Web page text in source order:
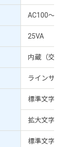
AC100～240V
25VA
内蔵（交換不
ラインサーマ
標準文字
拡大文字
標準文字 1.5（